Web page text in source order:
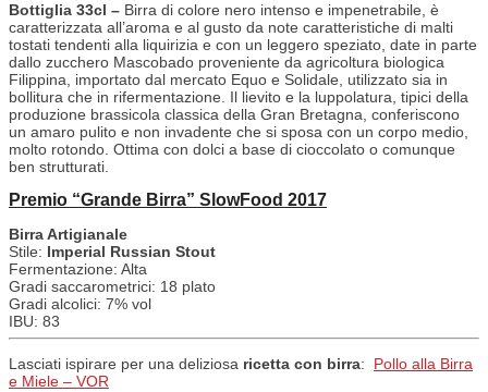
Bottiglia 33cl – Birra di colore nero intenso e impenetrabile, è
caratterizzata all’aroma e al gusto da note caratteristiche di malti
tostati tendenti alla liquirizia e con un leggero speziato, date in parte
dallo zucchero Mascobado proveniente da agricoltura biologica
Filippina, importato dal mercato Equo e Solidale, utilizzato sia in
bollitura che in rifermentazione. Il lievito e la luppolatura, tipici della
produzione brassicola classica della Gran Bretagna, conferiscono
un amaro pulito e non invadente che si sposa con un corpo medio,
molto rotondo. Ottima con dolci a base di cioccolato o comunque
ben strutturati.
Premio “Grande Birra” SlowFood 2017
Birra Artigianale
Stile: Imperial Russian Stout
Fermentazione: Alta
Gradi saccarometrici: 18 plato
Gradi alcolici: 7% vol
IBU: 83
Lasciati ispirare per una deliziosa ricetta con birra: Pollo alla Birra
e Miele – VOR